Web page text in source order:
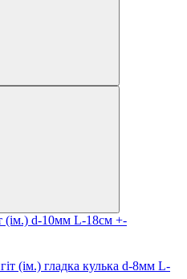
(ім.) d-10мм L-18см +-